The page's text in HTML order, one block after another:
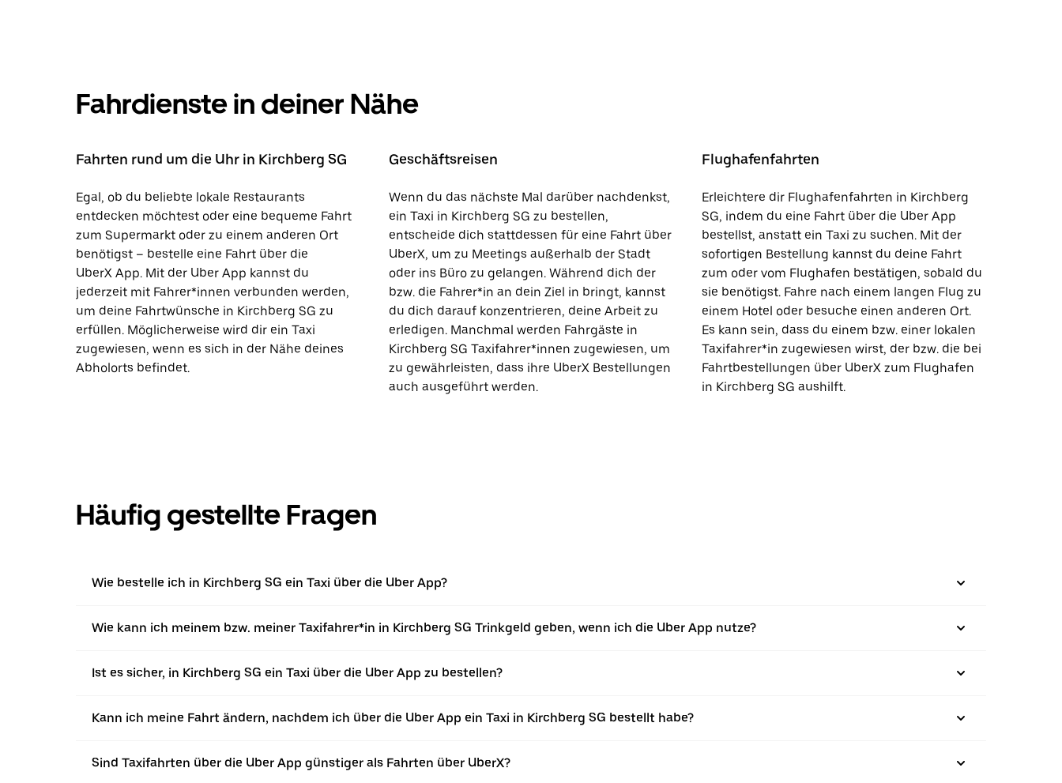
Fahrdienste in deiner Nähe
Fahrten rund um die Uhr in Kirchberg SG
Egal, ob du beliebte lokale Restaurants
entdecken möchtest oder eine bequeme Fahrt
zum Supermarkt oder zu einem anderen Ort
benötigst – bestelle eine Fahrt über die
UberX App. Mit der Uber App kannst du
jederzeit mit Fahrer*innen verbunden werden,
um deine Fahrtwünsche in Kirchberg SG zu
erfüllen. Möglicherweise wird dir ein Taxi
zugewiesen, wenn es sich in der Nähe deines
Abholorts befindet.
Geschäftsreisen
Wenn du das nächste Mal darüber nachdenkst,
ein Taxi in Kirchberg SG zu bestellen,
entscheide dich stattdessen für eine Fahrt über
UberX, um zu Meetings außerhalb der Stadt
oder ins Büro zu gelangen. Während dich der
bzw. die Fahrer*in an dein Ziel in bringt, kannst
du dich darauf konzentrieren, deine Arbeit zu
erledigen. Manchmal werden Fahrgäste in
Kirchberg SG Taxifahrer*innen zugewiesen, um
zu gewährleisten, dass ihre UberX Bestellungen
auch ausgeführt werden.
Flughafenfahrten
Erleichtere dir Flughafenfahrten in Kirchberg
SG, indem du eine Fahrt über die Uber App
bestellst, anstatt ein Taxi zu suchen. Mit der
sofortigen Bestellung kannst du deine Fahrt
zum oder vom Flughafen bestätigen, sobald du
sie benötigst. Fahre nach einem langen Flug zu
einem Hotel oder besuche einen anderen Ort.
Es kann sein, dass du einem bzw. einer lokalen
Taxifahrer*in zugewiesen wirst, der bzw. die bei
Fahrtbestellungen über UberX zum Flughafen
in Kirchberg SG aushilft.
Häufig gestellte Fragen
Wie bestelle ich in Kirchberg SG ein Taxi über die Uber App?
Wie kann ich meinem bzw. meiner Taxifahrer*in in Kirchberg SG Trinkgeld geben, wenn ich die Uber App nutze?
Ist es sicher, in Kirchberg SG ein Taxi über die Uber App zu bestellen?
Kann ich meine Fahrt ändern, nachdem ich über die Uber App ein Taxi in Kirchberg SG bestellt habe?
Sind Taxifahrten über die Uber App günstiger als Fahrten über UberX?